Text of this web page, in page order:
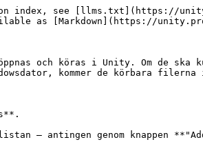
index, see [llms.txt](https://
as [Markdown](https://
och köras i Unity. Om de
kommer de körbara
– antingen genom knappen